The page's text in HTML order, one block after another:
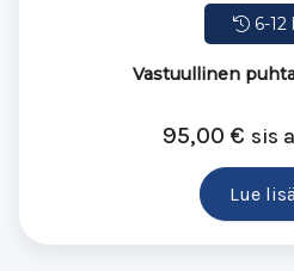
6-12
Vastuullinen
95,00 € sis
Lue